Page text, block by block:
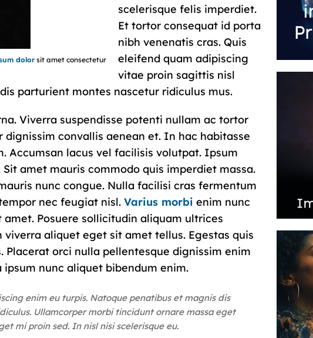
dolorsit amet consectetur
scelerisque felis imperdiet.
Et tortor consequat id porta
nibh venenatis cras. Quis
eleifend quam adipiscing
vitae proin sagittis nisl
parturient montes nascetur ridiculus mus.
Viverra suspendisse potenti nullam ac tortor
dignissim convallis aenean et. In hac habitasse
Accumsan lacus vel facilisis volutpat. Ipsum
amet mauris commodo quis imperdiet massa.
nunc congue. Nulla facilisi cras fermentum
nec feugiat nisl. Varius morbi enim nunc
Posuere sollicitudin aliquam ultrices
viverra aliquet eget sit amet tellus. Egestas quis
Placerat orci nulla pellentesque dignissim enim
nunc aliquet bibendum enim.
enim eu turpis. Natoque penatibus et magnis dis
Ullamcorper morbi tincidunt ornare massa eget
mi proin sed. In nisl nisi scelerisque eu.